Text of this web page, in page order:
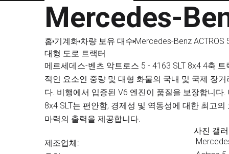
Mercedes-
홈 기계화 차량 보유 대수 Mercedes-Benz ACTROS
대형 도로 트랙터
메르세데스-벤츠 악트로스 5 - 4163 SLT 8x4 4축
적인 요소인 중량 및 대형 화물의 국내 및 국제 장
다. 비행에서 입증된 V6 엔진이 품질을 보장합니다
8x4 SLT는 편안함, 경제성 및 역동성에 대한 최고
마력의 출력을 제공합니다.
사진 갤
제조업체: